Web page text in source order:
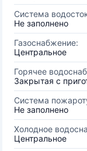
Система
Не заполнено
Газоснабжение:
Центральное
Горячее
Закрытая с
Система
Не заполнено
Холодное
Центральное